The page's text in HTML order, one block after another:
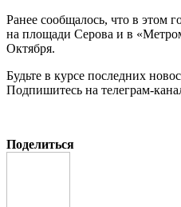
Ранее сообщалось, что в этом
на площади Серова и в
Октября.
Будьте в курсе последних
Подпишитесь на телеграм-
Поделиться